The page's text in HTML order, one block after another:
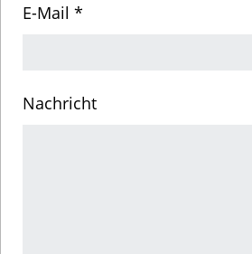
E-Mail *
Nachricht